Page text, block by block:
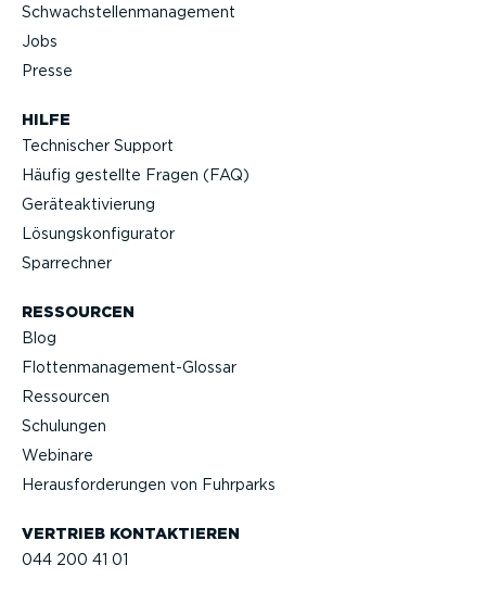
VERTRIEB KONTAK­TIEREN
044 200 41 01
HILFE
Technischer Support
Häufig gestellte Fragen (FAQ)
Geräteak­ti­vierung
Lösungs­kon­fi­gu­rator
Sparrechner
RESSOURCEN
Blog
Flotten­management-Glossar
Ressourcen
Schulungen
Webinare
Heraus­for­de­rungen von Fuhrparks
Schwach­stel­len­ma­nagement
Jobs
Presse